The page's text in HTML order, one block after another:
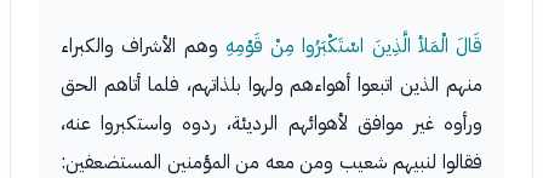
قَالَ الْمَلأ الَّذِينَ اسْتَكْبَرُوا مِنْ قَوْمِهِ وهم الأشراف والكبراء
منهم الذين اتبعوا أهواءهم ولهوا بلذاتهم، فلما أتاهم الحق
ورأوه غير موافق لأهوائهم الرديئة، ردوه واستكبروا عنه،
فقالوا لنبيهم شعيب ومن معه من المؤمنين المستضعفين: